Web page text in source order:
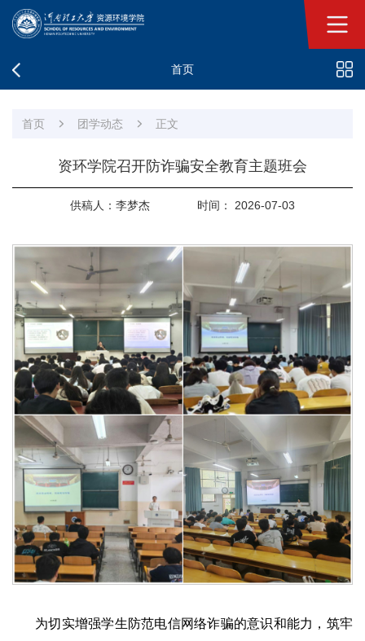
首页
首页 团学动态 正文
资环学院召开防诈骗安全教育主题班会
供稿人：李梦杰 时间： 2026-07-03
为切实增强学生防范电信网络诈骗的意识和能力，筑牢